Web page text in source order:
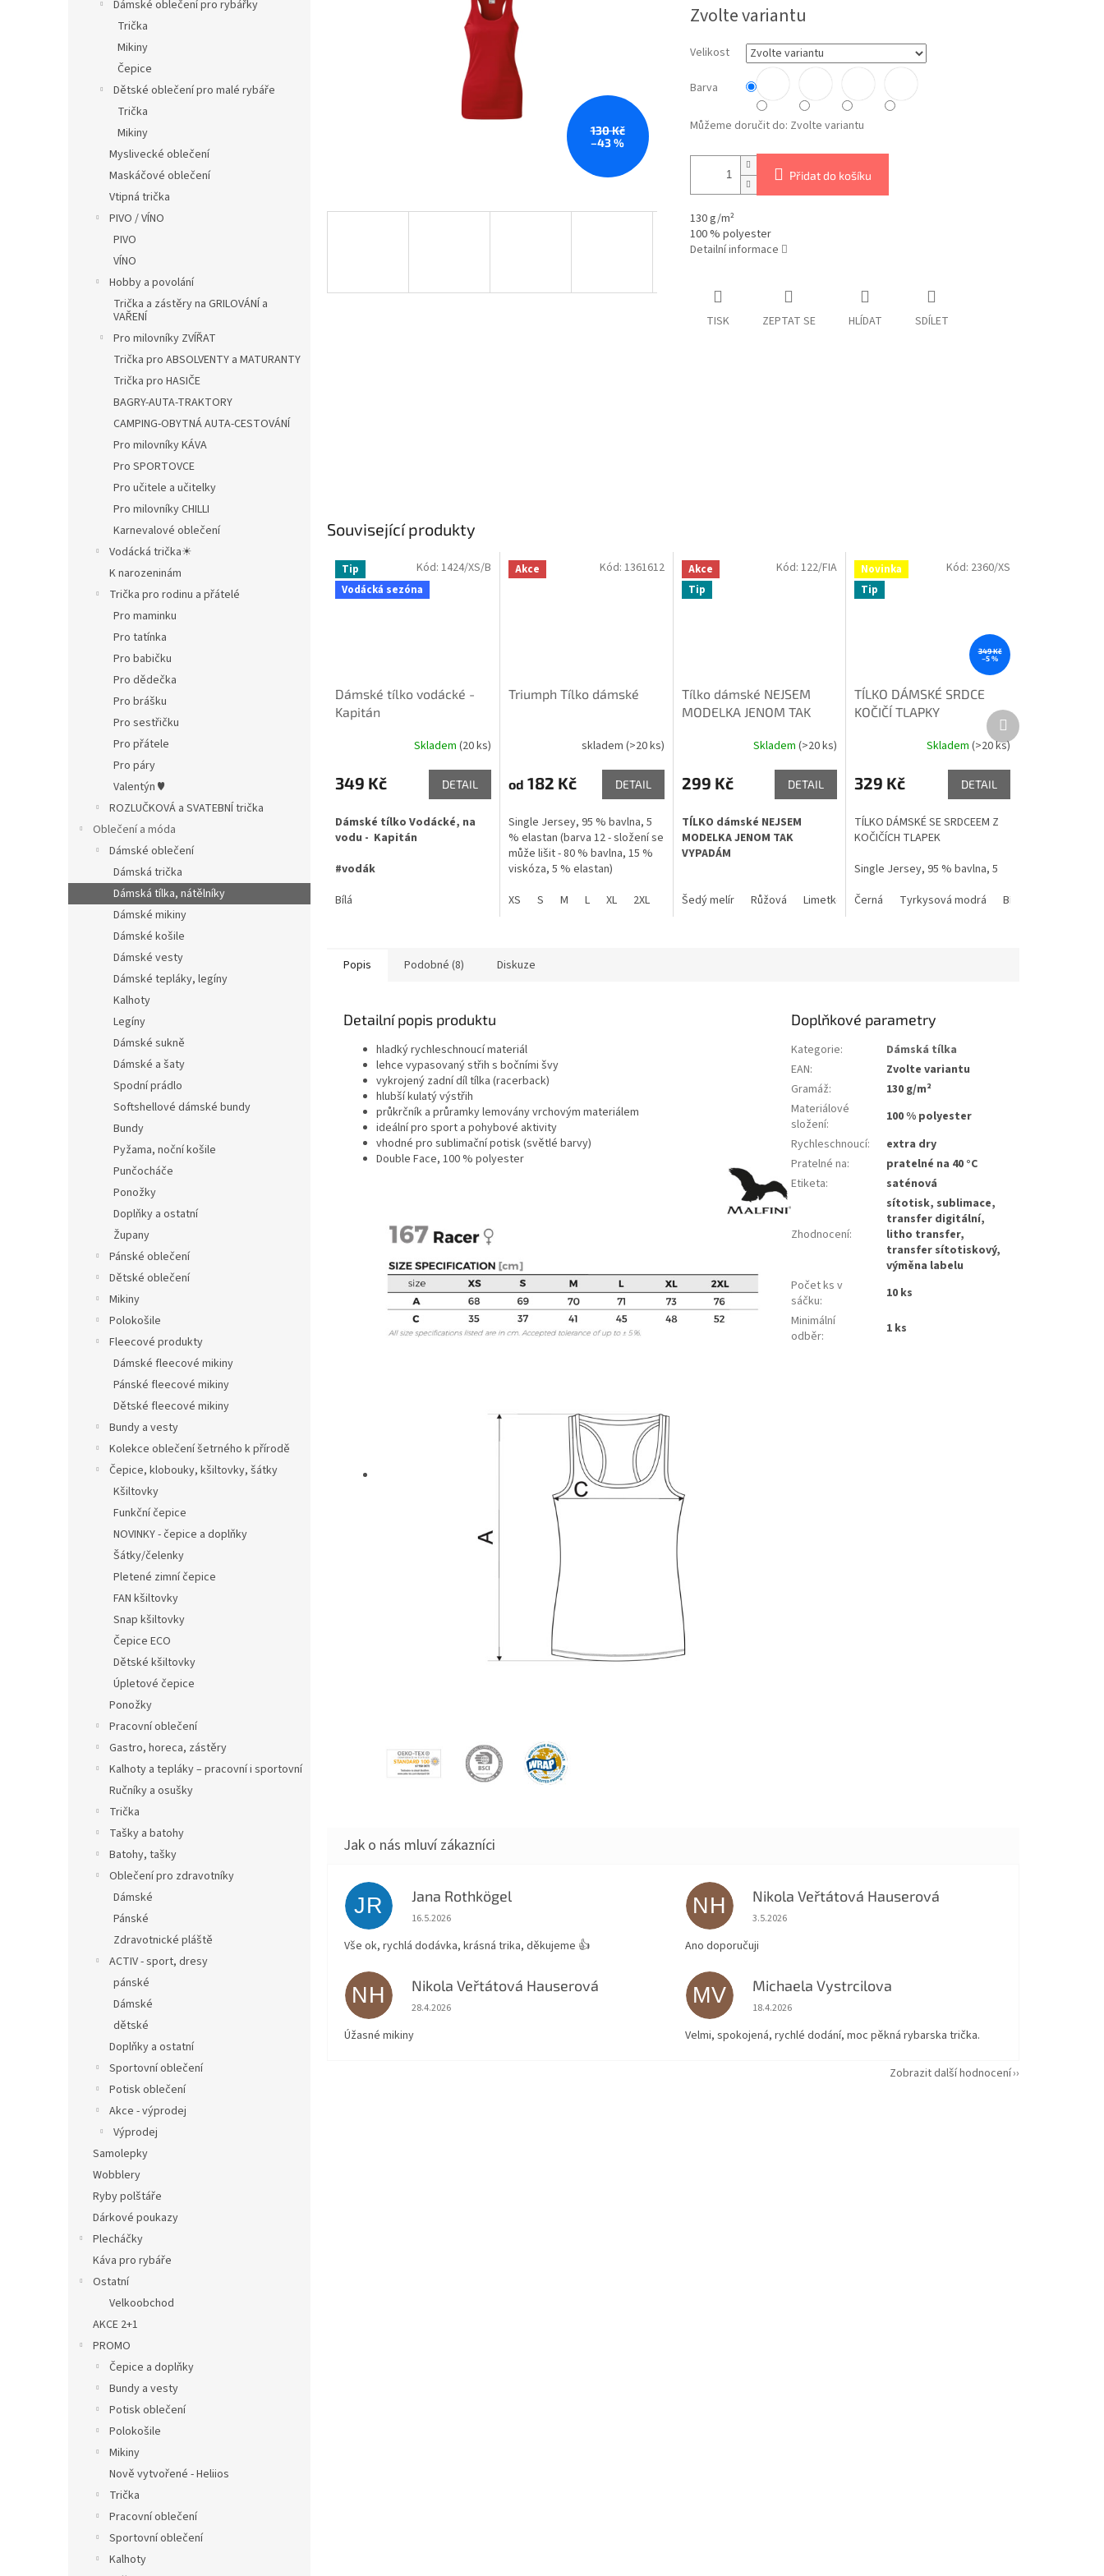
Dámské oblečení pro rybářky
Trička
Mikiny
Čepice
Dětské oblečení pro malé rybáře
Trička
Mikiny
Myslivecké oblečení
Maskáčové oblečení
Vtipná trička
PIVO / VÍNO
PIVO
VÍNO
Hobby a povolání
Trička a zástěry na GRILOVÁNÍ a
VAŘENÍ
Pro milovníky ZVÍŘAT
Trička pro ABSOLVENTY a MATURANTY
Trička pro HASIČE
BAGRY-AUTA-TRAKTORY
CAMPING-OBYTNÁ AUTA-CESTOVÁNÍ
Pro milovníky KÁVA
Pro SPORTOVCE
Pro učitele a učitelky
Pro milovníky CHILLI
Karnevalové oblečení
Vodácká trička☀
K narozeninám
Trička pro rodinu a přátelé
Pro maminku
Pro tatínka
Pro babičku
Pro dědečka
Pro brášku
Pro sestřičku
Pro přátele
Pro páry
Valentýn ♥
ROZLUČKOVÁ a SVATEBNÍ trička
Oblečení a móda
Dámské oblečení
Dámská trička
Dámská tílka, nátělníky
Dámské mikiny
Dámské košile
Dámské vesty
Dámské tepláky, legíny
Kalhoty
Legíny
Dámské sukně
Dámské a šaty
Spodní prádlo
Softshellové dámské bundy
Bundy
Pyžama, noční košile
Punčocháče
Ponožky
Doplňky a ostatní
Župany
Pánské oblečení
Dětské oblečení
Mikiny
Polokošile
Fleecové produkty
Dámské fleecové mikiny
Pánské fleecové mikiny
Dětské fleecové mikiny
Bundy a vesty
Kolekce oblečení šetrného k přírodě
Čepice, klobouky, kšiltovky, šátky
Kšiltovky
Funkční čepice
NOVINKY - čepice a doplňky
Šátky/čelenky
Pletené zimní čepice
FAN kšiltovky
Snap kšiltovky
Čepice ECO
Dětské kšiltovky
Úpletové čepice
Ponožky
Pracovní oblečení
Gastro, horeca, zástěry
Kalhoty a tepláky – pracovní i sportovní
Ručníky a osušky
Trička
Tašky a batohy
Batohy, tašky
Oblečení pro zdravotníky
Dámské
Pánské
Zdravotnické pláště
ACTIV - sport, dresy
pánské
Dámské
dětské
Doplňky a ostatní
Sportovní oblečení
Potisk oblečení
Akce - výprodej
Výprodej
Samolepky
Wobblery
Ryby polštáře
Dárkové poukazy
Plecháčky
Káva pro rybáře
Ostatní
Velkoobchod
AKCE 2+1
PROMO
Čepice a doplňky
Bundy a vesty
Potisk oblečení
Polokošile
Mikiny
Nově vytvořené - Heliios
Trička
Pracovní oblečení
Sportovní oblečení
Kalhoty
130 Kč
–43 %
cena:
Zvolte variantu
Velikost
Barva
Můžeme doručit do: Zvolte variantu
Přidat do košíku
130 g/m²
100 % polyester
Detailní informace
TISK ZEPTAT SE HLÍDAT SDÍLET
Související produkty
Tip
Vodácká sezóna
Dámské tílko vodácké -
Kapitán
Skladem (20 ks)
349 Kč DETAIL
Dámské tílko Vodácké, na
vodu - Kapitán
#vodák
Bílá
Kód: 1424/XS/B Akce
Triumph Tílko dámské
skladem (>20 ks)
od 182 Kč DETAIL
Single Jersey, 95 % bavlna, 5
% elastan (barva 12 - složení se
může lišit - 80 % bavlna, 15 %
viskóza, 5 % elastan)
XS
S M L XL 2XL
Kód: 1361612
Akce
Tip
Tílko dámské NEJSEM
MODELKA JENOM TAK
Skladem(>20 ks)
299 Kč DETAIL
TÍLKO dámské NEJSEM
MODELKA JENOM TAK
VYPADÁM
Šedý melír Růžová Limetkově zelená Fialová Černá Azurově modrá
Kód:122/FIA
Novinka
Tip
349 Kč
–5 %
TÍLKO DÁMSKÉ SRDCE
KOČIČÍ TLAPKY
Skladem (>20 ks)
329 Kč DETAIL
TÍLKO DÁMSKÉ SE SRDCEEM Z
KOČIČÍCH TLAPEK
Single Jersey, 95 % bavlna, 5
Černá Tyrkysová modrá Bílá
Kód: 2360/XS
Další
produkt
Popis Podobné (8) Diskuze
Detailní popis produktu
hladký rychleschnoucí materiál
lehce vypasovaný střih s bočními švy
vykrojený zadní díl tílka (racerback)
hlubší kulatý výstřih
průkrčník a průramky lemovány vrchovým materiálem
ideální pro sport a pohybové aktivity
vhodné pro sublimační potisk (světlé barvy)
Double Face, 100 % polyester
Doplňkové parametry
Kategorie:
Dámská tílka
EAN:
Zvolte variantu
Gramáž:
130 g/m²
Materiálové
složení:
100 % polyester
Rychleschnoucí:
extra dry
Pratelné na:
pratelné na 40 °C
Etiketa: saténová
Zhodnocení:
sítotisk, sublimace,
transfer digitální,
litho transfer,
transfer sítotiskový,
výměna labelu
Počet ks v
sáčku:
10 ks
Minimální
odběr: 1 ks
JR Jana Rothkögel
Hodnocení obchodu je 5 z 5 hvězdiček.
16.5.2026
Vše ok, rychlá dodávka, krásná trika, děkujeme 👍
NH Nikola Veřtátová Hauserová
Hodnocení obchodu je 5 z 5 hvězdiček.
3.5.2026
Ano doporučuji
NH Nikola Veřtátová Hauserová
Hodnocení obchodu je 5 z 5 hvězdiček.
28.4.2026
Úžasné mikiny
MV Michaela Vystrcilova
Hodnocení obchodu je 5 z 5 hvězdiček.
18.4.2026
Velmi, spokojená, rychlé dodání, moc pěkná rybarska trička.
Zobrazit další hodnocení